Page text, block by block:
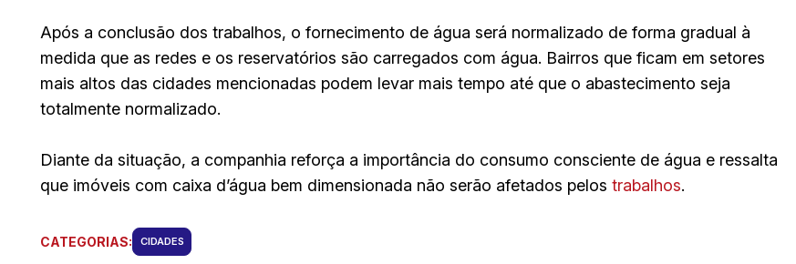
Após a conclusão dos trabalhos, o fornecimento de água será normalizado de forma gradual à
medida que as redes e os reservatórios são carregados com água. Bairros que ficam em setores
mais altos das cidades mencionadas podem levar mais tempo até que o abastecimento seja
totalmente normalizado.
Diante da situação, a companhia reforça a importância do consumo consciente de água e ressalta
que imóveis com caixa d’água bem dimensionada não serão afetados pelos trabalhos.
CATEGORIAS: CIDADES